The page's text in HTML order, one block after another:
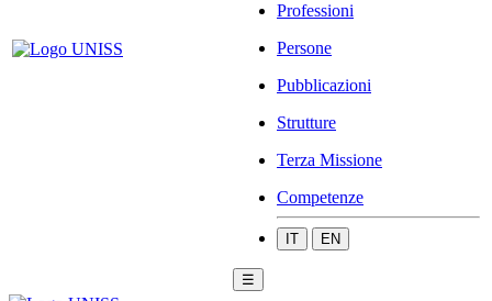
Professioni
Persone
Pubblicazioni
Strutture
Terza Missione
Competenze
IT EN
☰